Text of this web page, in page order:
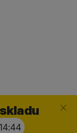
43
Zavrieť